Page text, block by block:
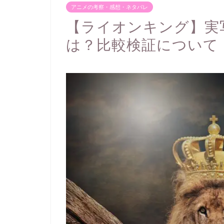
アニメの考察・感想・ネタバレ
【ライオンキング】
は？比較検証について